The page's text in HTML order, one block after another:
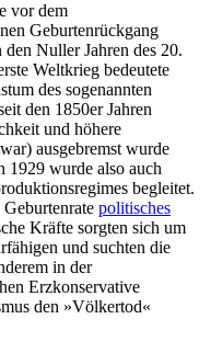
vor dem
Geburtenrückgang
Nuller Jahren des 20.
Weltkrieg bedeutete
des sogenannten
den 1850er Jahren
und höhere
ausgebremst wurde
1929 wurde also auch
begleitet.
politisches
Kräfte sorgten sich um
und suchten die
in der
Erzkonservative
den »Völkertod«